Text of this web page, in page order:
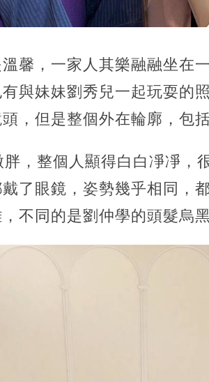
馨，一家人其樂融融坐在
與妹妹劉秀兒一起玩耍的
，但是整個外在輪廓，包
，整個人顯得白白凈凈，
了眼鏡，姿勢幾乎相同，
不同的是劉仲學的頭髮烏